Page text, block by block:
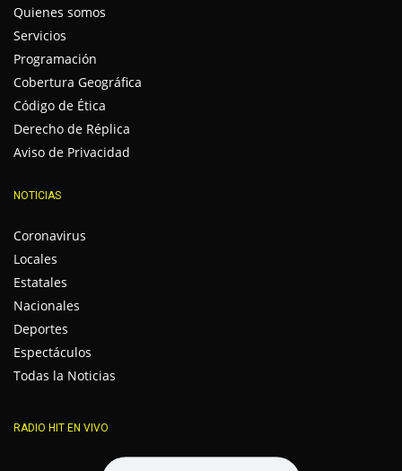
Quienes somos
Servicios
Programación
Cobertura Geográfica
Código de Ética
Derecho de Réplica
Aviso de Privacidad
NOTICIAS
Coronavirus
Locales
Estatales
Nacionales
Deportes
Espectáculos
Todas la Noticias
RADIO HIT EN VIVO